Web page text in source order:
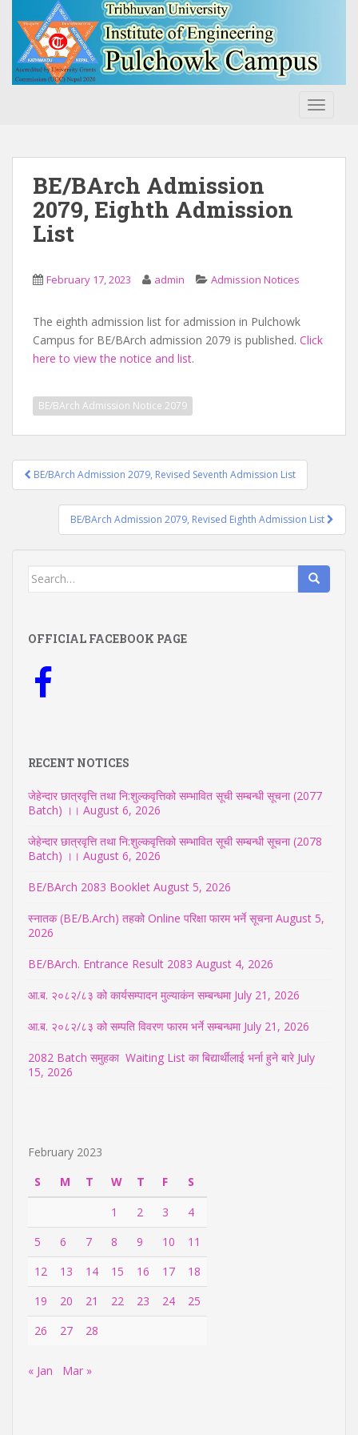
BE/BArch Admission
2079, Eighth Admission
List
February 17, 2023 admin Admission Notices
The eighth admission list for admission in Pulchowk
Campus for BE/BArch admission 2079 is published. Click
here to view the notice and list.
BE/BArch Admission Notice 2079
Post
navigation
BE/BArch Admission 2079, Revised Seventh Admission List
BE/BArch Admission 2079, Revised Eighth Admission List
Search
OFFICIAL FACEBOOK PAGE
RECENT NOTICES
जेहेन्दार छात्रवृत्ति तथा नि:शुल्कवृत्तिको सम्भावित सूची सम्बन्धी सूचना (2077
Batch) ।। August 6, 2026
जेहेन्दार छात्रवृत्ति तथा नि:शुल्कवृत्तिको सम्भावित सूची सम्बन्धी सूचना (2078
Batch) ।। August 6, 2026
BE/BArch 2083 Booklet August 5, 2026
स्नातक (BE/B.Arch) तहको Online परिक्षा फारम भर्ने सूचना August 5,
2026
BE/BArch. Entrance Result 2083 August 4, 2026
आ.ब. २०८२/८३ को कार्यसम्पादन मुल्याकंन सम्बन्धमा July 21, 2026
आ.ब. २०८२/८३ को सम्पति विवरण फारम भर्ने सम्बन्धमा July 21, 2026
2082 Batch समुहका Waiting List का बिद्यार्थीलाई भर्ना हुने बारे July
15, 2026
February 2023
S
M T W T F
S
1
2 3
4
5
6 7 8 9 10
11
12
13 14 15 16 17
18
19
20 21 22 23 24
25
26
27 28
« Jan Mar »